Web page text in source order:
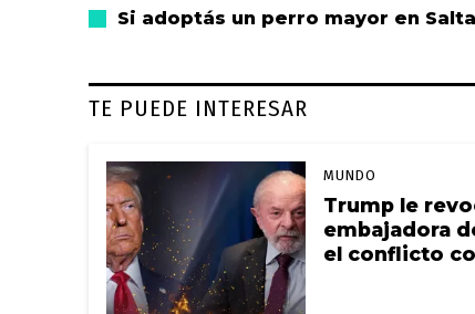
Si adoptás un perro mayor en
TE PUEDE INTERESAR
Trump le
embajadora
el conflicto
MUNDO